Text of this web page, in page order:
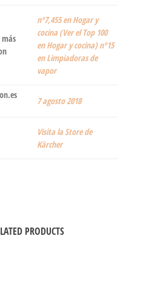
más
nº7,455 en Hogar y
cocina (Ver el Top 100
en Hogar y cocina) nº15
en Limpiadoras de
vapor
7 agosto 2018
Visita la Store de
Kärcher
PRODUCTS